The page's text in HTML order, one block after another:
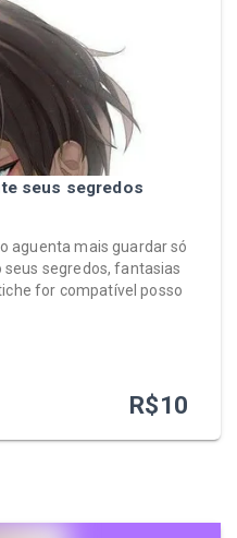
seus segredos
aguenta mais guardar só
segredos, fantasias
for compatível posso
R$10